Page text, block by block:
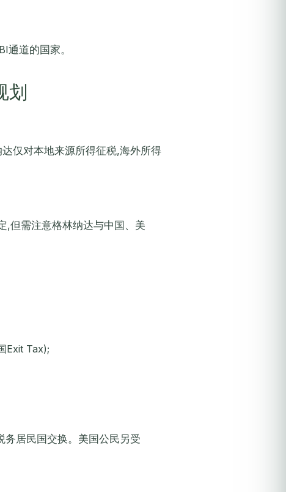
通道的国家。
划
仅对本地来源所得征税,海外所得
,但需注意格林纳达与中国、美
Exit Tax);
务居民国交换。美国公民另受